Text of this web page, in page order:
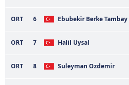
ORT 6 Ebubekir Berke Tambay
ORT 7 Halil Uysal
ORT 8 Suleyman Ozdemir